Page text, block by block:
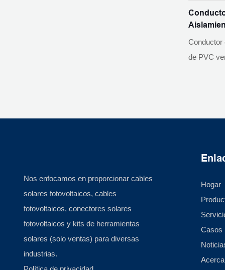
Cable
de
Conductor
de PVC
oxígeno
LTD
Nos enfocamos en proporcionar cables
solares fotovoltaicos, cables
fotovoltaicos, conectores solares
fotovoltaicos y kits de herramientas
solares (solo ventas) para diversas
industrias.
Hogar
Casos